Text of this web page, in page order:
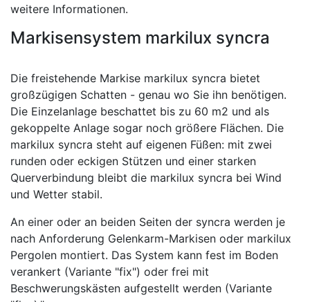
weitere Informationen.
Markisensystem markilux syncra
Die freistehende Markise markilux syncra bietet
großzügigen Schatten - genau wo Sie ihn benötigen.
Die Einzelanlage beschattet bis zu 60 m2 und als
gekoppelte Anlage sogar noch größere Flächen. Die
markilux syncra steht auf eigenen Füßen: mit zwei
runden oder eckigen Stützen und einer starken
Querverbindung bleibt die markilux syncra bei Wind
und Wetter stabil.
An einer oder an beiden Seiten der syncra werden je
nach Anforderung Gelenkarm-Markisen oder markilux
Pergolen montiert. Das System kann fest im Boden
verankert (Variante "fix") oder frei mit
Beschwerungskästen aufgestellt werden (Variante